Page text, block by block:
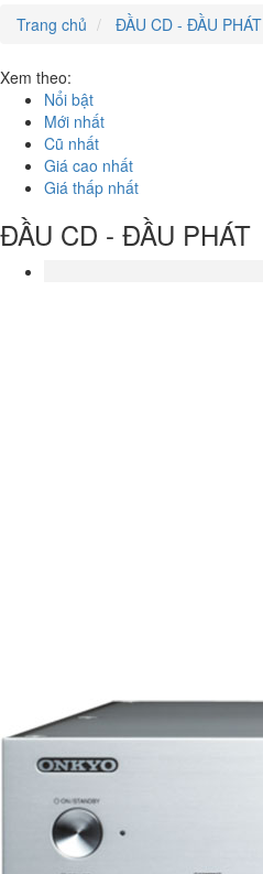
Trang chủ
ĐẦU CD - ĐẦU PHÁT
Xem theo:
Nổi bật
Mới nhất
Cũ nhất
Giá cao nhất
Giá thấp nhất
ĐẦU CD - ĐẦU PHÁT